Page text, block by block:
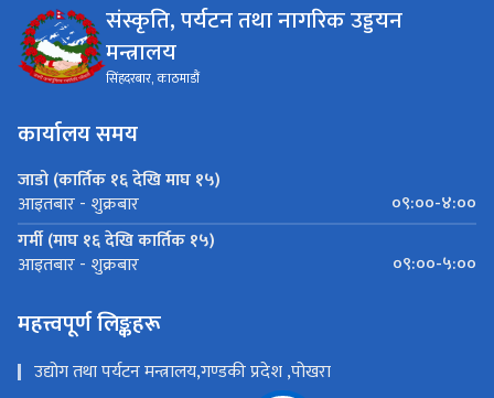
संस्कृति, पर्यटन तथा नागरिक उड्डयन
मन्त्रालय
सिंहदरबार, काठमाडौं
कार्यालय समय
जाडो (कार्तिक १६ देखि माघ १५)
आइतबार - शुक्रबार
०९:००-४:००
गर्मी (माघ १६ देखि कार्तिक १५)
आइतबार - शुक्रबार ०९:००-५:००
महत्त्वपूर्ण लिङ्कहरू
उद्योग तथा पर्यटन मन्त्रालय,गण्डकी प्रदेश ,पोखरा